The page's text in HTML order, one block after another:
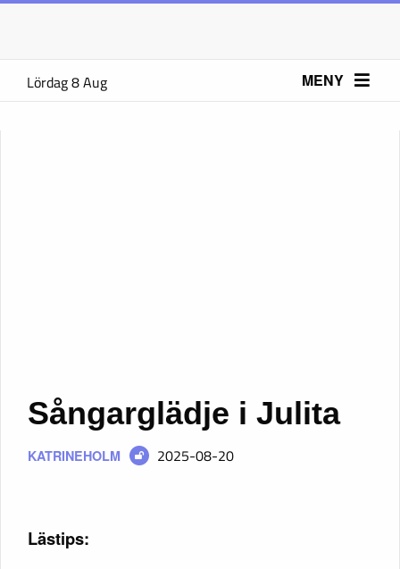
Lördag 8 Aug MENY
Sångarglädje i Julita
KATRINEHOLM 2025-08-20
Lästips: